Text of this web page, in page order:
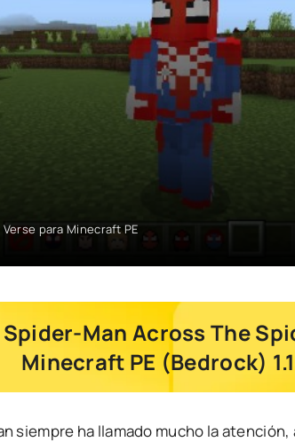
para Minecraft PE
Man Across The
Minecraft PE (Bedrock)
siempre ha llamado mucho la